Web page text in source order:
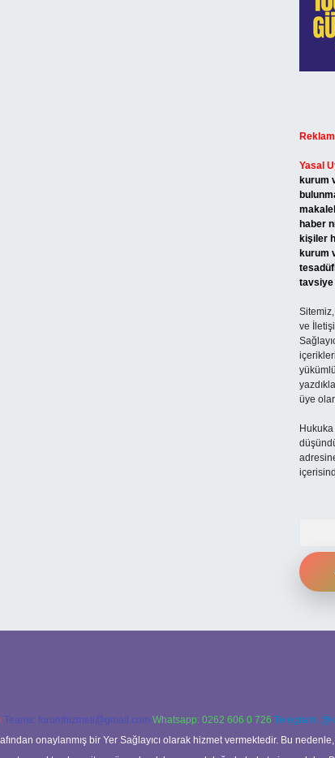
Yasal
kurum
haber
kişiler
kurum
tavsiye
ve
üye
Teams: forumhizmeti@gmail.com Whatsapp: 0262 606 0 726 Telegram:
onaylanmış bir Yer Sağlayıcı olarak hizmet vermektedir. Bu